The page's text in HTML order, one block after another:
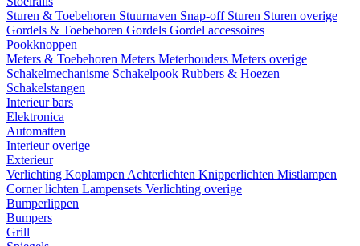
Sturen & Toebehoren Stuurnaven Snap-off Sturen Sturen overige
Gordels & Toebehoren Gordels Gordel accessoires
Pookknoppen
Meters & Toebehoren Meters Meterhouders Meters overige
Schakelmechanisme Schakelpook Rubbers & Hoezen
Schakelstangen
Interieur bars
Elektronica
Automatten
Interieur overige
Exterieur
Verlichting Koplampen Achterlichten Knipperlichten Mistlampen
Corner lichten Lampensets Verlichting overige
Bumperlippen
Bumpers
Grill